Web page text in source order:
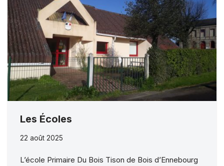
Les Écoles
22 août 2025
L’école Primaire Du Bois Tison de Bois d’Ennebourg